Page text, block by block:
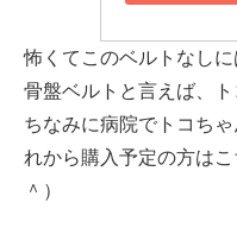
怖くてこのベルトなし
骨盤ベルトと言えば、ト
ちなみに病院でトコち
れから購入予定の方は
＾）